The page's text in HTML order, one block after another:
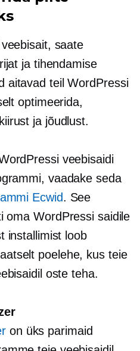
saate
ja tihendamise
aitavad teil WordPressi
optimeerida,
ja jõudlust.
veebisaidi
vaadake seda
Ecwid. See
oma WordPressi saidile
installimist loob
poelehe, kus teie
oste teha.
on üks parimaid